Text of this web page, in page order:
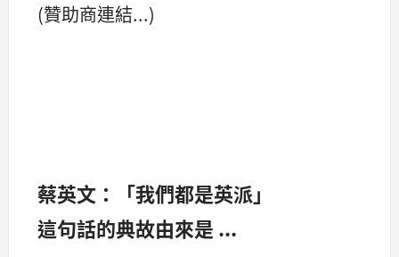
(贊助商連結...)
蔡英文：「我們都是英派」
這句話的典故由來是 ...